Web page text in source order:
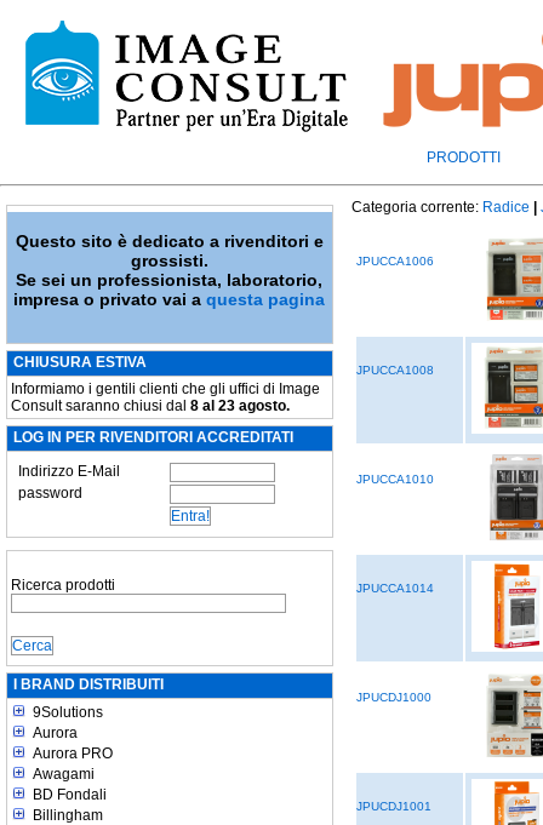
PRODOTTI
Questo sito è dedicato a rivenditori e
grossisti.
Se sei un professionista, laboratorio,
impresa o privato vai aquesta pagina
CHIUSURA ESTIVA
Informiamo i gentili clienti che gli uffici di Image
Consult saranno chiusi dal 8 al 23 agosto.
LOG IN PER RIVENDITORI ACCREDITATI
Indirizzo E-Mail
password
Ricerca prodotti
I BRAND DISTRIBUITI
9Solutions
Aurora
Aurora PRO
Awagami
BD Fondali
Billingham
Categoria corrente: Radice
JPUCCA1006
JPUCCA1008
JPUCCA1010
JPUCCA1014
JPUCDJ1000
JPUCDJ1001